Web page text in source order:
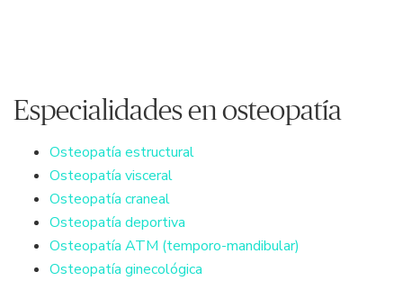
Especialidades en osteopatía
Osteopatía estructural
Osteopatía visceral
Osteopatía craneal
Osteopatía deportiva
Osteopatía ATM (temporo-mandibular)
Osteopatía ginecológica